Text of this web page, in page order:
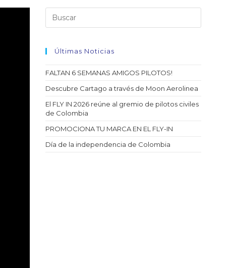
Últimas Noticias
FALTAN 6 SEMANAS AMIGOS PILOTOS!
Descubre Cartago a través de Moon Aerolinea
El FLY IN 2026 reúne al gremio de pilotos civiles
de Colombia
PROMOCIONA TU MARCA EN EL FLY-IN
Día de la independencia de Colombia